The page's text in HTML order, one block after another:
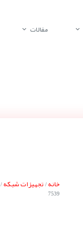
مقالات
خانه/ تجهیزات شبکه/
7539